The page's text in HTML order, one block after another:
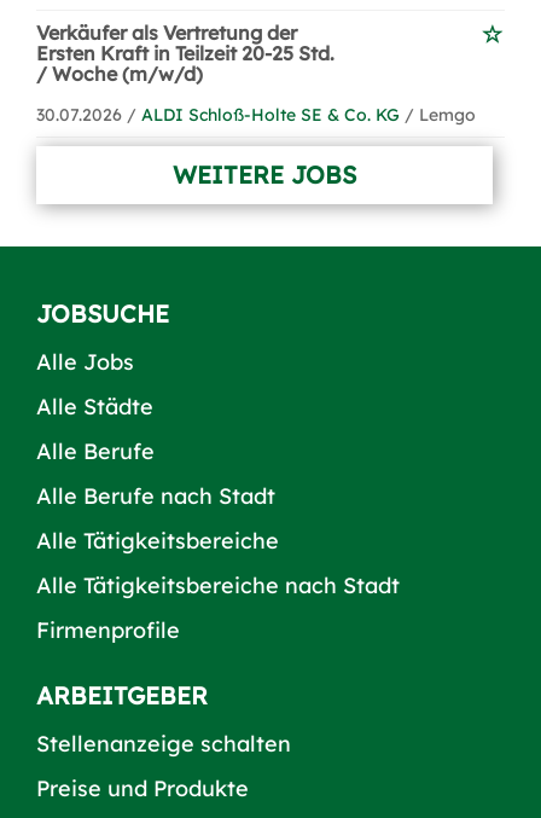
Verkäufer als Vertretung der
Ersten Kraft in Teilzeit 20-25 Std.
/ Woche (m/w/d)
30.07.2026 / ALDI Schloß-Holte SE & Co. KG / Lemgo
WEITERE JOBS
JOBSUCHE
Alle Jobs
Alle Städte
Alle Berufe
Alle Berufe nach Stadt
Alle Tätigkeitsbereiche
Alle Tätigkeitsbereiche nach Stadt
Firmenprofile
ARBEITGEBER
Stellenanzeige schalten
Preise und Produkte